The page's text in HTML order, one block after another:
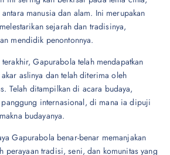
manusia dan alam. Ini merupakan
sejarah dan tradisinya,
mendidik penontonnya.
Gapurabola telah mendapatkan
aslinya dan telah diterima oleh
Telah ditampilkan di acara budaya,
internasional, di mana ia dipuji
budayanya.
Gapurabola benar-benar memanjakan
perayaan tradisi, seni, dan komunitas yang